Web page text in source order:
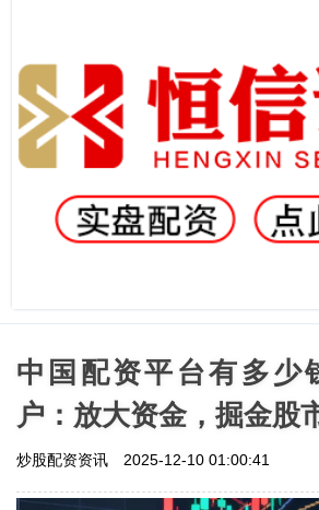
中国配资平台有多少
户：放大资金，掘金股
炒股配资资讯 2025-12-10 01:00:41